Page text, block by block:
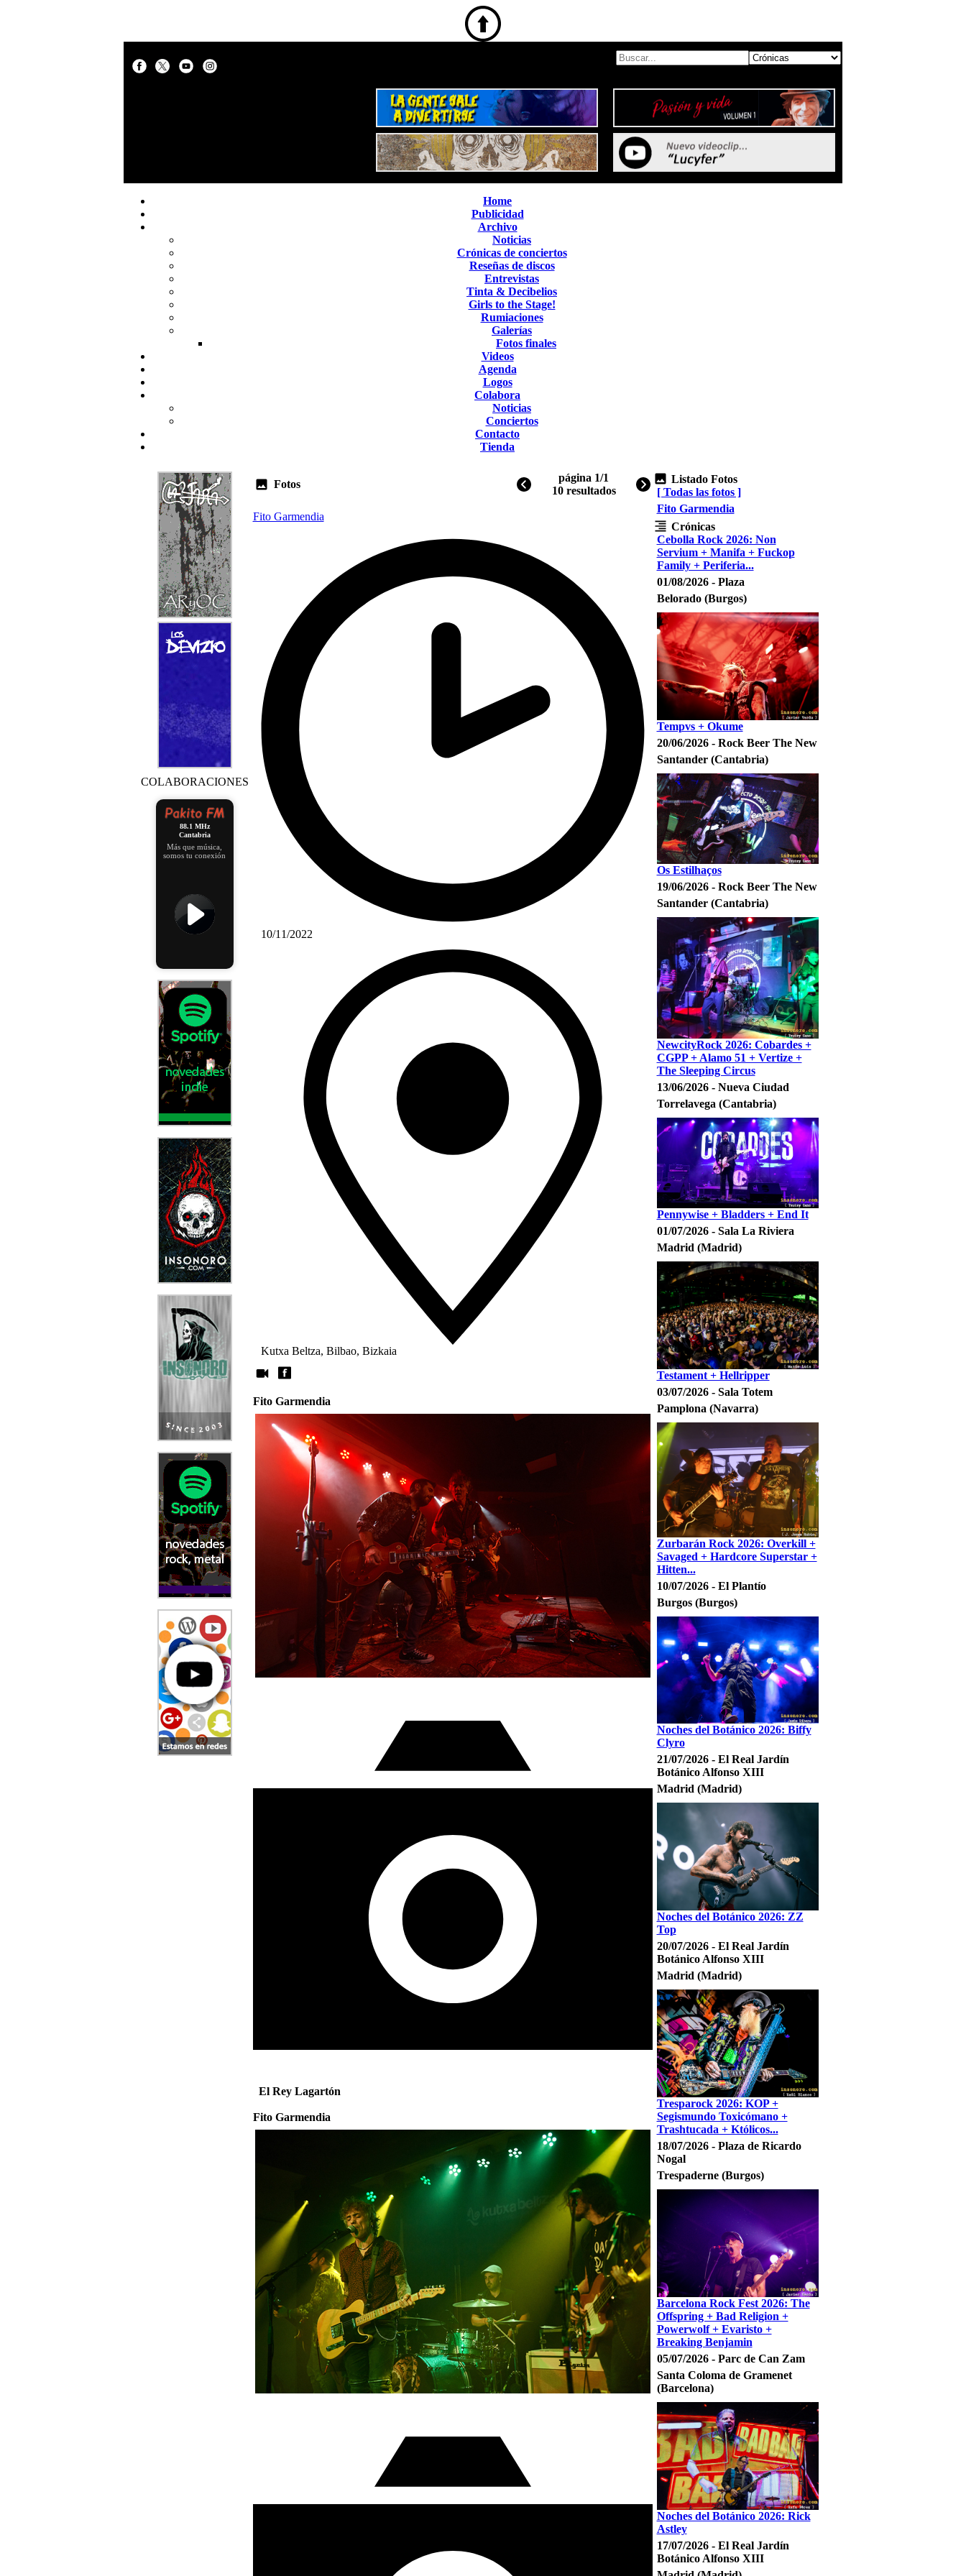
Home
Publicidad
Archivo
Noticias
Crónicas de conciertos
Reseñas de discos
Entrevistas
Tinta & Decibelios
Girls to the Stage!
Rumiaciones
Galerías
Fotos finales
Videos
Agenda
Logos
Colabora
Noticias
Conciertos
Contacto
Tienda
COLABORACIONES
88.1 MHz
Cantabria
Más que música,
somos tu conexión
Fotos
página 1/1
10 resultados
Fito Garmendia
10/11/2022
Kutxa Beltza, Bilbao, Bizkaia
Fito Garmendia
El Rey Lagartón
Fito Garmendia
Listado Fotos
[ Todas las fotos ]
Fito Garmendia
Crónicas
Cebolla Rock 2026: Non
Servium + Manifa + Fuckop
Family + Periferia...
01/08/2026 - Plaza
Belorado (Burgos)
Tempvs + Okume
20/06/2026 - Rock Beer The New
Santander (Cantabria)
Os Estilhaços
19/06/2026 - Rock Beer The New
Santander (Cantabria)
NewcityRock 2026: Cobardes +
CGPP + Alamo 51 + Vertize +
The Sleeping Circus
13/06/2026 - Nueva Ciudad
Torrelavega (Cantabria)
Pennywise + Bladders + End It
01/07/2026 - Sala La Riviera
Madrid (Madrid)
Testament + Hellripper
03/07/2026 - Sala Totem
Pamplona (Navarra)
Zurbarán Rock 2026: Overkill +
Savaged + Hardcore Superstar +
Hitten...
10/07/2026 - El Plantío
Burgos (Burgos)
Noches del Botánico 2026: Biffy
Clyro
21/07/2026 - El Real Jardín
Botánico Alfonso XIII
Madrid (Madrid)
Noches del Botánico 2026: ZZ
Top
20/07/2026 - El Real Jardín
Botánico Alfonso XIII
Madrid (Madrid)
Tresparock 2026: KOP +
Segismundo Toxicómano +
Trashtucada + Któlicos...
18/07/2026 - Plaza de Ricardo
Nogal
Trespaderne (Burgos)
Barcelona Rock Fest 2026: The
Offspring + Bad Religion +
Powerwolf + Evaristo +
Breaking Benjamin
05/07/2026 - Parc de Can Zam
Santa Coloma de Gramenet
(Barcelona)
Noches del Botánico 2026: Rick
Astley
17/07/2026 - El Real Jardín
Botánico Alfonso XIII